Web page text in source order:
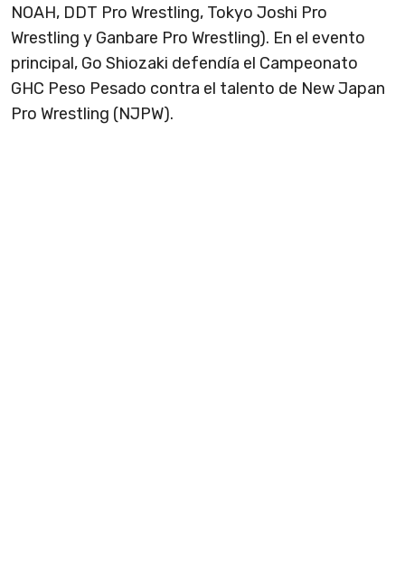
NOAH, DDT Pro Wrestling, Tokyo Joshi Pro
Wrestling y Ganbare Pro Wrestling). En el evento
principal, Go Shiozaki defendía el Campeonato
GHC Peso Pesado contra el talento de New Japan
Pro Wrestling (NJPW).